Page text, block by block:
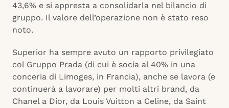
43,6% e si appresta a consolidarla nel bilancio di
gruppo. Il valore dell’operazione non è stato reso
noto.
Superior ha sempre avuto un rapporto privilegiato
col Gruppo Prada (di cui è socia al 40% in una
conceria di Limoges, in Francia), anche se lavora (e
continuerà a lavorare) per molti altri brand, da
Chanel a Dior, da Louis Vuitton a Celine, da Saint